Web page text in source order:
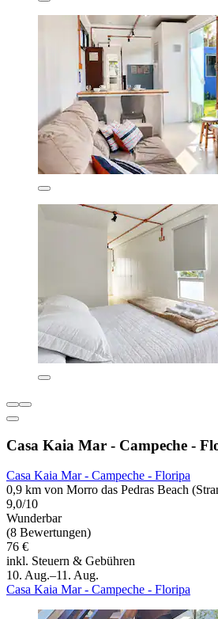
Casa Kaia Mar - Campeche -
Casa Kaia Mar - Campeche - Floripa
0,9 km von Morro das Pedras Beach
9,0/10
Wunderbar
(8 Bewertungen)
76 €
inkl. Steuern & Gebühren
10. Aug.–11. Aug.
Casa Kaia Mar - Campeche - Floripa